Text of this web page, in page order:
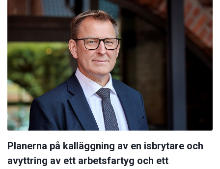
Planerna på kalläggning av en isbrytare och
avyttring av ett arbetsfartyg och ett